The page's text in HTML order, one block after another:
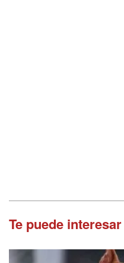
Te puede interesar